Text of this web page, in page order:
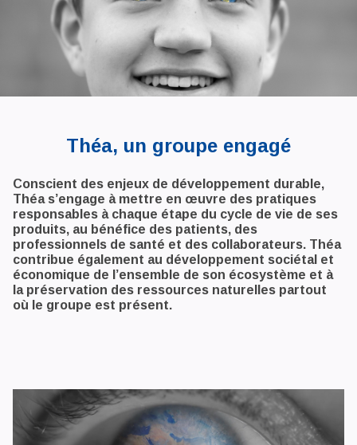
Théa, un groupe engagé
Conscient des enjeux de développement durable,
Théa s’engage à mettre en œuvre des pratiques
responsables à chaque étape du cycle de vie de ses
produits, au bénéfice des patients, des
professionnels de santé et des collaborateurs. Théa
contribue également au développement sociétal et
économique de l’ensemble de son écosystème et à
la préservation des ressources naturelles partout
où le groupe est présent.